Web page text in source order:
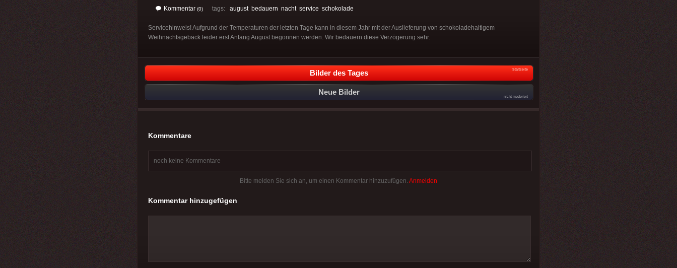
Kommentar (0) tags: august bedauern nacht service schokolade
Servicehinweis! Aufgrund der Temperaturen der letzten Tage kann in diesem Jahr mit der Auslieferung von schokoladehaltigem
Weihnachtsgebäck leider erst Anfang August begonnen werden. Wir bedauern diese Verzögerung sehr.
Bilder des Tages Startseite
Neue Bilder
nicht moderiert
Kommentare
noch keine Kommentare
Bitte melden Sie sich an, um einen Kommentar hinzuzufügen. Anmelden
Kommentar hinzugefügen